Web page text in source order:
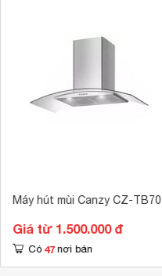
Máy hút mùi Canzy CZ-TB70
Giá từ 1.500.000 đ
Có 47 nơi bán